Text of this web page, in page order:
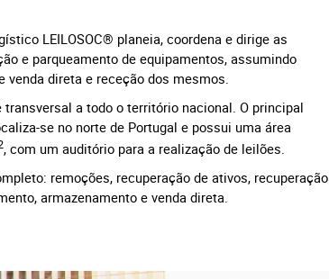
LEILOSOC® planeia, coordena e dirige as
e parqueamento de equipamentos, assumindo
venda direta e receção dos mesmos.
a todo o território nacional. O principal
se no norte de Portugal e possui uma área
, com um auditório para a realização de leilões.
remoções, recuperação de ativos, recuperação
armazenamento e venda direta.